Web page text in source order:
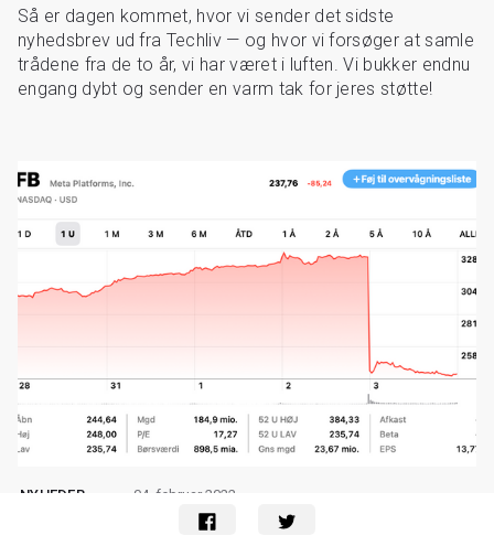
Så er dagen kommet, hvor vi sender det sidste
nyhedsbrev ud fra Techliv — og hvor vi forsøger at samle
trådene fra de to år, vi har været i luften. Vi bukker endnu
engang dybt og sender en varm tak for jeres støtte!
NYHEDER 04. februar 2022
Facebooks nedsmeltning